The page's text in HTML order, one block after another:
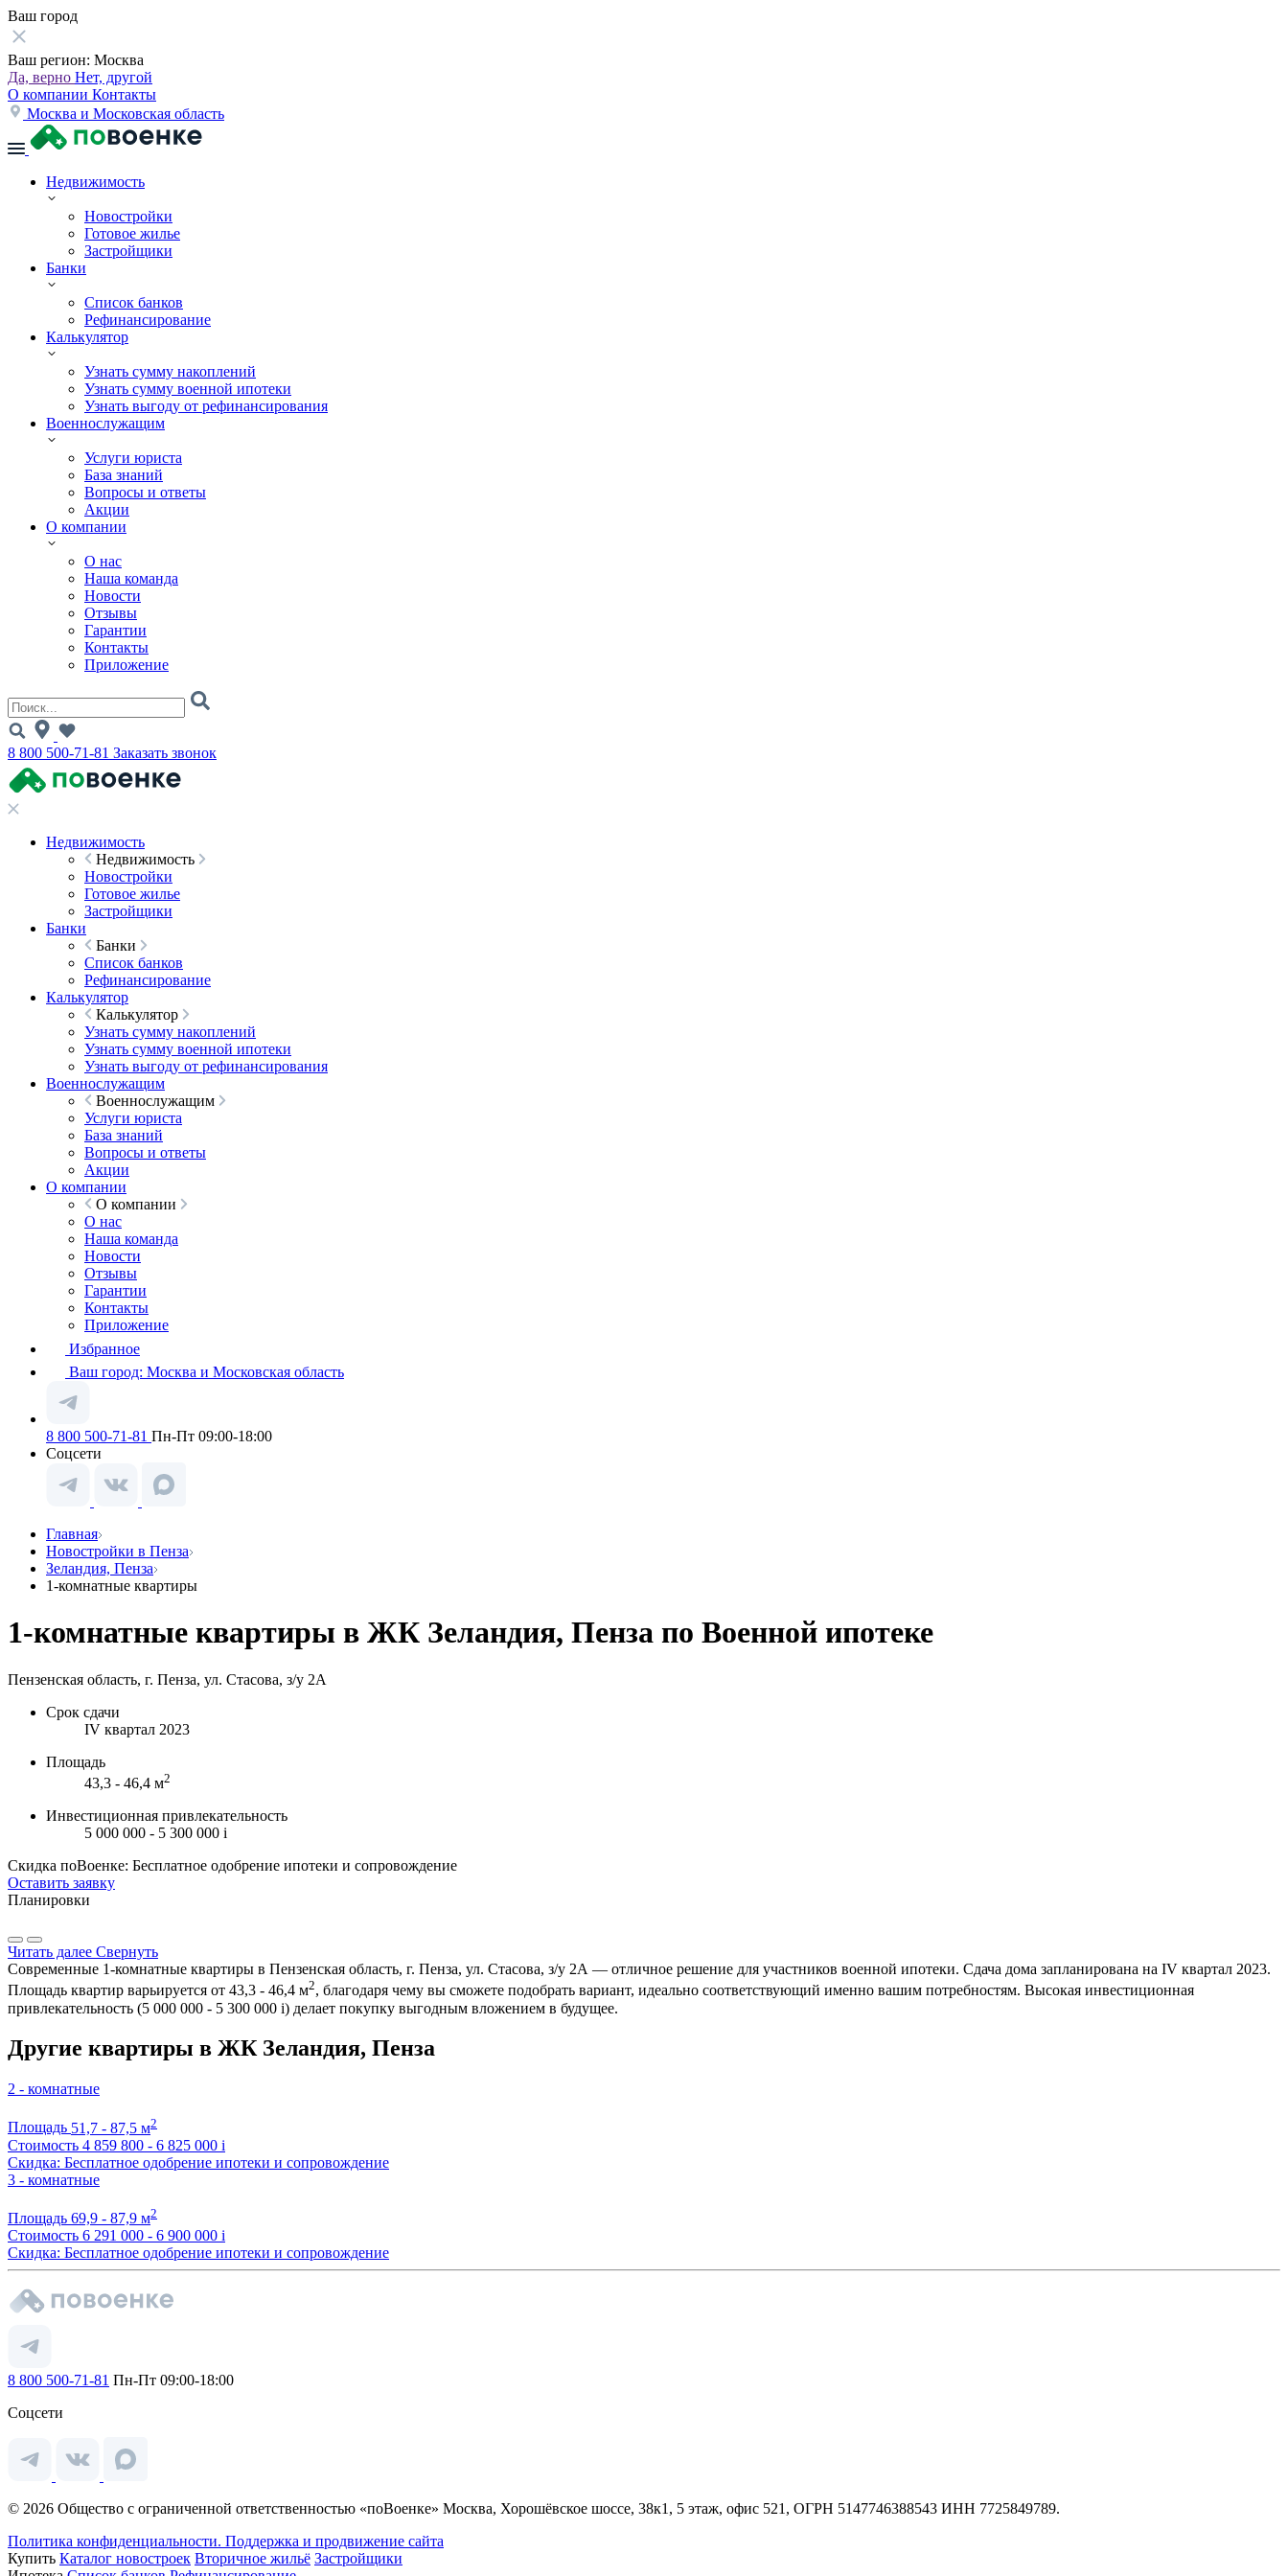
Ваш город
Ваш регион: Москва
Да, верно Нет, другой
О компании Контакты
Москва и Московская область
Недвижимость
Новостройки
Готовое жилье
Застройщики
Банки
Список банков
Рефинансирование
Калькулятор
Узнать сумму накоплений
Узнать сумму военной ипотеки
Узнать выгоду от рефинансирования
Военнослужащим
Услуги юриста
База знаний
Вопросы и ответы
Акции
О компании
О нас
Наша команда
Новости
Отзывы
Гарантии
Контакты
Приложение
8 800 500-71-81 Заказать звонок
Недвижимость
Недвижимость
Новостройки
Готовое жилье
Застройщики
Банки
Банки
Список банков
Рефинансирование
Калькулятор
Калькулятор
Узнать сумму накоплений
Узнать сумму военной ипотеки
Узнать выгоду от рефинансирования
Военнослужащим
Военнослужащим
Услуги юриста
База знаний
Вопросы и ответы
Акции
О компании
О компании
О нас
Наша команда
Новости
Отзывы
Гарантии
Контакты
Приложение
Избранное
Ваш город: Москва и Московская область
8 800 500-71-81 Пн-Пт 09:00-18:00
Соцсети
Главная
Новостройки в Пенза
Зеландия, Пенза
1-комнатные квартиры
1-комнатные квартиры в ЖК Зеландия, Пенза по Военной ипотеке
Пензенская область, г. Пенза, ул. Стасова, з/у 2А
Срок сдачи
IV квартал 2023
Площадь
43,3 - 46,4 м2
Инвестиционная привлекательность
5 000 000 - 5 300 000 i
Скидка поВоенке: Бесплатное одобрение ипотеки и сопровождение
Оставить заявку
Планировки
Читать далее Свернуть
Современные 1-комнатные квартиры в Пензенская область, г. Пенза, ул. Стасова, з/у 2А — отличное решение для участников военной ипотеки. Сдача дома запланирована на IV квартал 2023.
Площадь квартир варьируется от 43,3 - 46,4 м2, благодаря чему вы сможете подобрать вариант, идеально соответствующий именно вашим потребностям. Высокая инвестиционная
привлекательность (5 000 000 - 5 300 000 i) делает покупку выгодным вложением в будущее.
Другие квартиры в ЖК Зеландия, Пенза
2 - комнатные
Площадь 51,7 - 87,5 м2
Стоимость 4 859 800 - 6 825 000 i
Скидка: Бесплатное одобрение ипотеки и сопровождение
3 - комнатные
Площадь 69,9 - 87,9 м2
Стоимость 6 291 000 - 6 900 000 i
Скидка: Бесплатное одобрение ипотеки и сопровождение
8 800 500-71-81 Пн-Пт 09:00-18:00
Соцсети
© 2026 Общество с ограниченной ответственностью «поВоенке» Москва, Хорошёвское шоссе, 38к1, 5 этаж, офис 521, ОГРН 5147746388543 ИНН 7725849789.
Политика конфиденциальности. Поддержка и продвижение сайта
Купить Каталог новостроек Вторичное жильё Застройщики